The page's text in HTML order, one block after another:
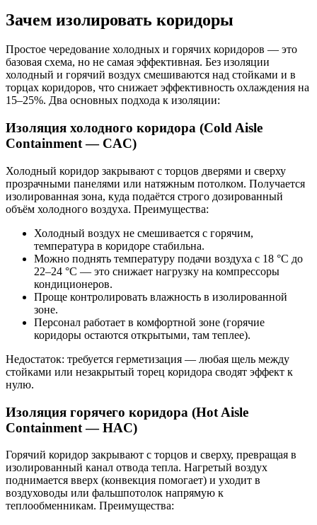
Зачем изолировать коридоры
Простое чередование холодных и горячих коридоров — это
базовая схема, но не самая эффективная. Без изоляции
холодный и горячий воздух смешиваются над стойками и в
торцах коридоров, что снижает эффективность охлаждения на
15–25%. Два основных подхода к изоляции:
Изоляция холодного коридора (Cold Aisle
Containment — CAC)
Холодный коридор закрывают с торцов дверями и сверху
прозрачными панелями или натяжным потолком. Получается
изолированная зона, куда подаётся строго дозированный
объём холодного воздуха. Преимущества:
Холодный воздух не смешивается с горячим,
температура в коридоре стабильна.
Можно поднять температуру подачи воздуха с 18 °C до
22–24 °C — это снижает нагрузку на компрессоры
кондиционеров.
Проще контролировать влажность в изолированной
зоне.
Персонал работает в комфортной зоне (горячие
коридоры остаются открытыми, там теплее).
Недостаток: требуется герметизация — любая щель между
стойками или незакрытый торец коридора сводят эффект к
нулю.
Изоляция горячего коридора (Hot Aisle
Containment — HAC)
Горячий коридор закрывают с торцов и сверху, превращая в
изолированный канал отвода тепла. Нагретый воздух
поднимается вверх (конвекция помогает) и уходит в
воздуховоды или фальшпотолок напрямую к
теплообменникам. Преимущества: